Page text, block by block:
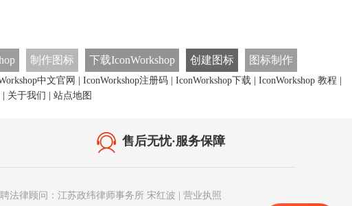
制作图标 下载IconWorkshop 创建图标 图标制作
中文官网 IconWorkshop注册码 IconWorkshop下载 IconWorkshop 教程
关于我们
站点地图
售后无忧·服务保障
法律顾问：江苏政纬律师事务所 宋红波 营业执照